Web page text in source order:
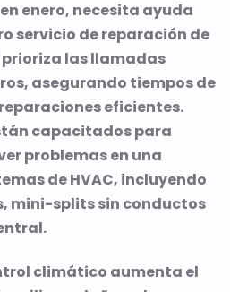
enero, necesita ayuda
servicio de reparación de
las llamadas
asegurando tiempos de
eficientes.
capacitados para
problemas en una
de HVAC, incluyendo
mini-splits sin conductos
climático aumenta el